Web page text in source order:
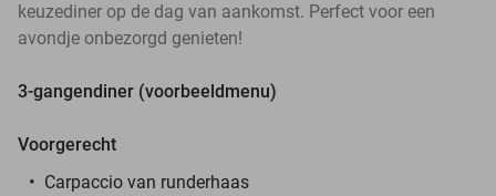
keuzediner op de dag van aankomst. Perfect voor een
avondje onbezorgd genieten!
3-gangendiner (voorbeeldmenu)
Voorgerecht
Carpaccio van runderhaas